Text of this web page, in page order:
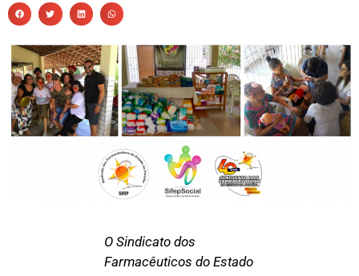
O Sindicato dos
Farmacêuticos do Estado